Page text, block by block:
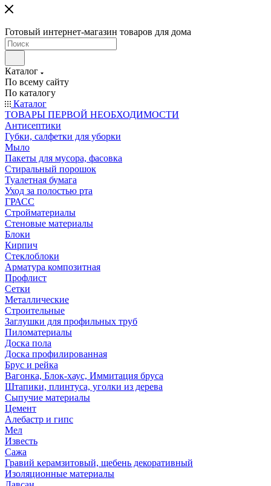
Готовый интернет-магазин товаров для дома
Каталог
По всему сайту
По каталогу
Каталог
ТОВАРЫ ПЕРВОЙ НЕОБХОДИМОСТИ
Антисептики
Губки, салфетки для уборки
Мыло
Пакеты для мусора, фасовка
Стиральный порошок
Туалетная бумага
Уход за полостью рта
ГРАСС
Стройматериалы
Стеновые материалы
Блоки
Кирпич
Стеклоблоки
Арматура композитная
Профлист
Сетки
Металлические
Строительные
Заглушки для профильных труб
Пиломатериалы
Доска пола
Доска профилированная
Брус и рейка
Вагонка, Блок-хаус, Иммитация бруса
Штапики, плинтуса, уголки из дерева
Сыпучие материалы
Цемент
Алебастр и гипс
Мел
Известь
Сажа
Гравий керамзитовый, щебень декоративный
Изоляционные материалы